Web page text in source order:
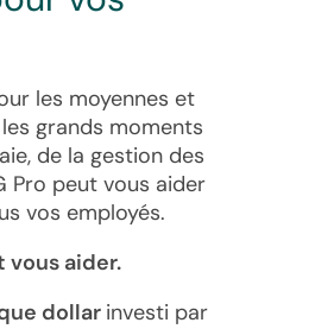
les moyennes et
grands moments
de la gestion des
Pro peut vous aider
vos employés.
vous aider.
dollar investi par